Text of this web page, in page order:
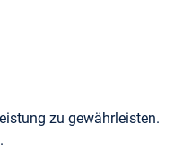
zu gewährleisten.